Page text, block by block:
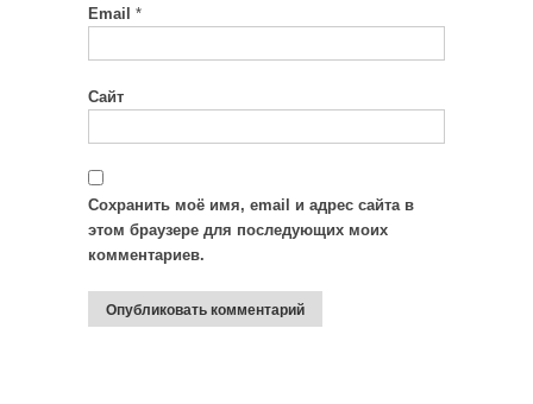
Email *
Сайт
Сохранить моё имя, email и адрес сайта в
этом браузере для последующих моих
комментариев.